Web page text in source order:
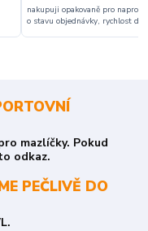
nakupuji opakovaně pro
o stavu objednávky, rychlost
mazlíčky. Pokud
odkaz.
PEČLIVĚ DO